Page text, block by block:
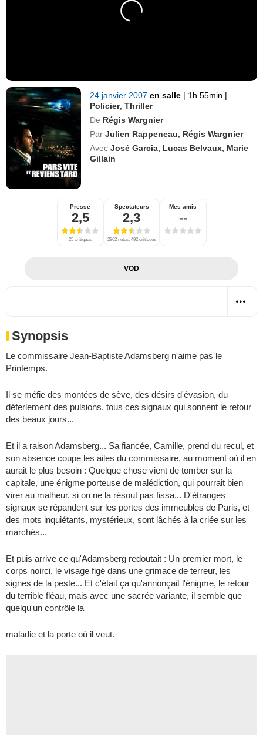
24 janvier 2007en salle | 1h 55min |
Policier,Thriller
De Régis Wargnier |
Par Julien Rappeneau
Régis Wargnier
Avec José Garcia Lucas Belvaux Marie
Gillain
Presse
2,5
25 critiques
Spectateurs
2,3
2862 notes, 492 critiques
Mes amis
--
VOD
Synopsis
Le commissaire Jean-Baptiste Adamsberg n'aime pas le
Printemps.
Il se méfie des montées de sève, des désirs d'évasion, du
déferlement des pulsions, tous ces signaux qui sonnent le retour
des beaux jours...
Et il a raison Adamsberg... Sa fiancée, Camille, prend du recul, et
son absence coupe les ailes du commissaire, au moment où il en
aurait le plus besoin : Quelque chose vient de tomber sur la
capitale, une énigme porteuse de malédiction, qui pourrait bien
virer au malheur, si on ne la résout pas fissa... D'étranges
signaux se répandent sur les portes des immeubles de Paris, et
des mots inquiétants, mystérieux, sont lâchés à la criée sur les
marchés...
Et puis arrive ce qu'Adamsberg redoutait : Un premier mort, le
corps noirci, le visage figé dans une grimace de terreur, les
signes de la peste... Et c'était ça qu'annonçait l'énigme, le retour
du terrible fléau, mais avec une sacrée variante, il semble que
quelqu'un contrôle la
maladie et la porte où il veut.